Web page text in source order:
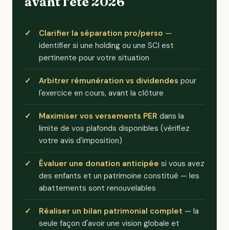
Clarifier la séparation pro/perso —
identifier si une holding ou une SCI est
pertinente pour votre situation
Arbitrer rémunération vs dividendes pour
l'exercice en cours, avant la clôture
Maximiser vos versements PER dans la
limite de vos plafonds disponibles (vérifiez
votre avis d'imposition)
Évaluer une donation anticipée si vous avez
des enfants et un patrimoine constitué — les
abattements sont renouvelables
Réaliser un bilan patrimonial complet — la
seule façon d'avoir une vision globale et